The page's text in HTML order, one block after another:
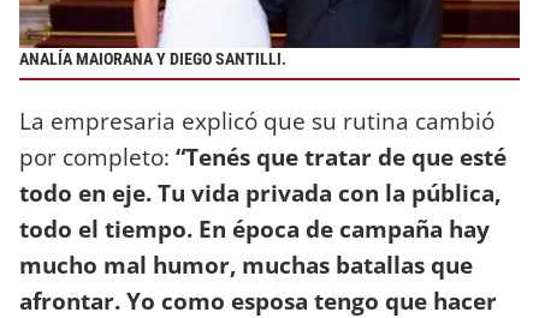
ANALÍA MAIORANA Y DIEGO SANTILLI.
La empresaria explicó que su rutina cambió
por completo: “Tenés que tratar de que esté
todo en eje. Tu vida privada con la pública,
todo el tiempo. En época de campaña hay
mucho mal humor, muchas batallas que
afrontar. Yo como esposa tengo que hacer